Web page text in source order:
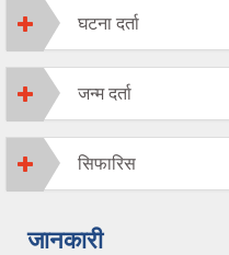
घटना दर्ता
जन्म दर्ता
सिफारिस
जानकारी